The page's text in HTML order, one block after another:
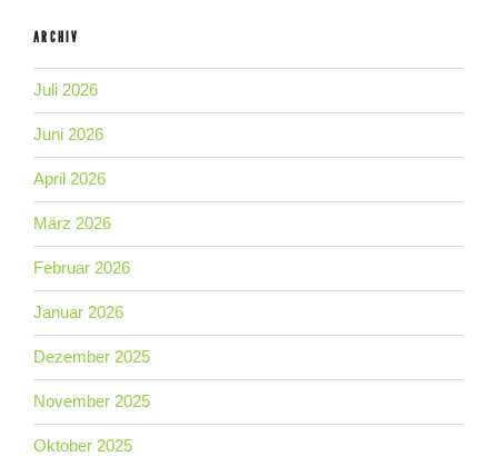
ARCHIV
Juli 2026
Juni 2026
April 2026
März 2026
Februar 2026
Januar 2026
Dezember 2025
November 2025
Oktober 2025